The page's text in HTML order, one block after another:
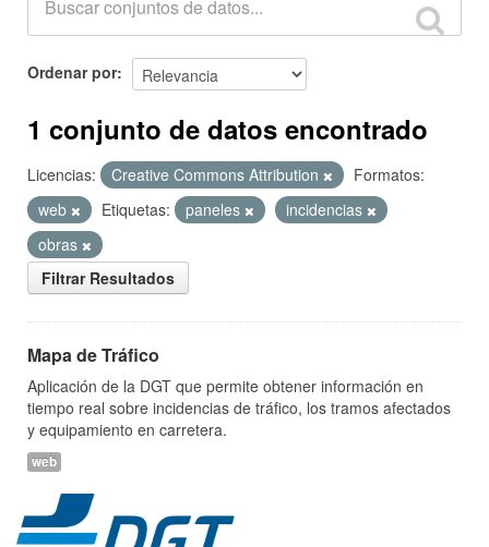
Ordenar por
1 conjunto de datos encontrado
Licencias: Creative Commons Attribution
Formatos:
web
Etiquetas: paneles
incidencias
obras
Filtrar Resultados
Mapa de Tráfico
Aplicación de la DGT que permite obtener información en
tiempo real sobre incidencias de tráfico, los tramos afectados
y equipamiento en carretera.
web